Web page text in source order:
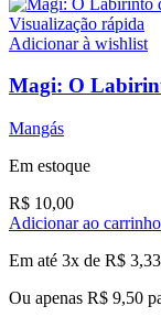
Visualização rápida
Adicionar à wishlist
Magi: O
Mangás
Em estoque
R$ 10,00
Adicionar ao carrinho
Em até 3x de R$ 3,33
Ou apenas R$ 9,50